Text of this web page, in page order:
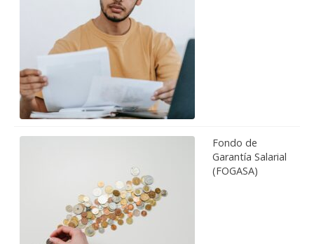
Fondo de
Garantía Salarial
(FOGASA)